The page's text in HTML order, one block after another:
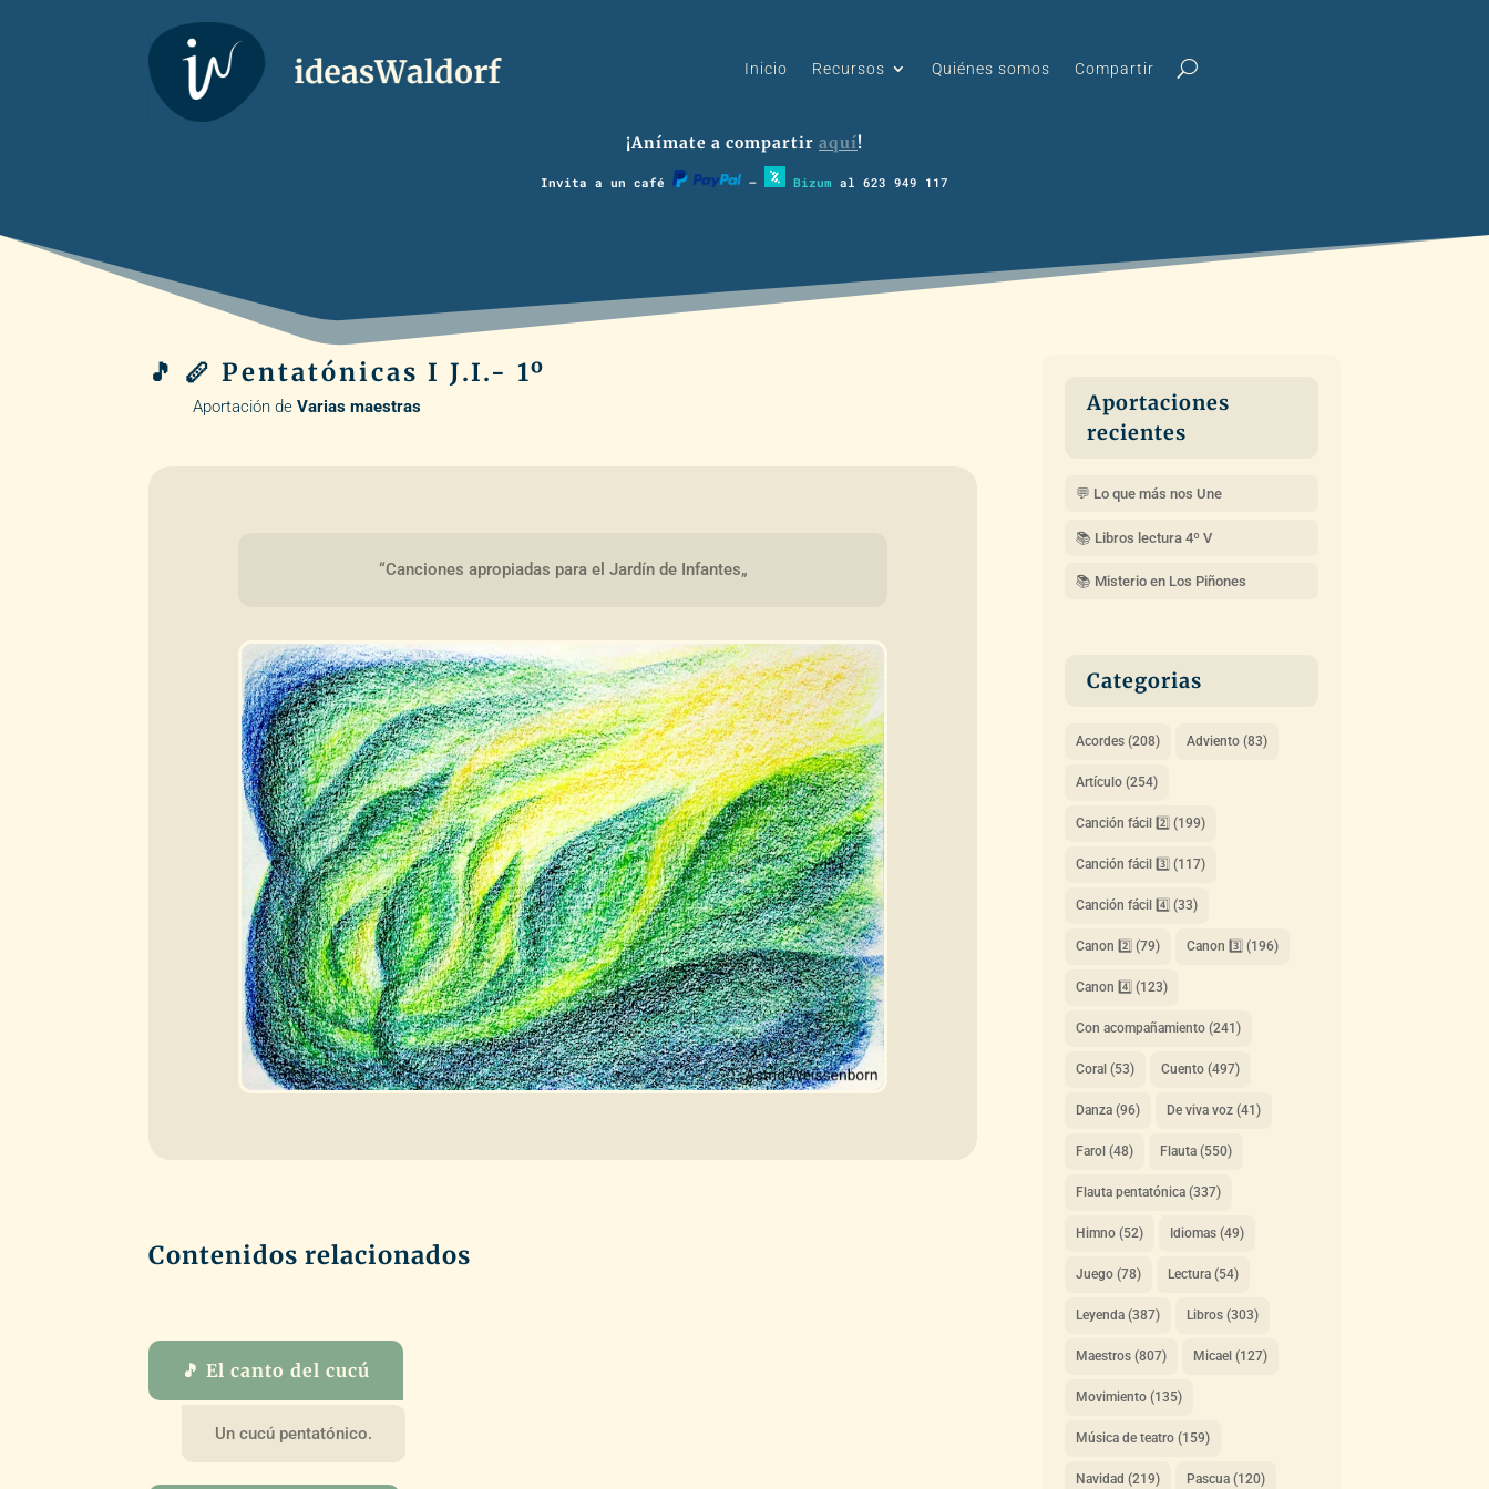
Inicio Recursos Quiénes somos Compartir
¡Anímate a compartir aquí!
Invita a un café – Bizum al 623 949 117
🎵 🪈 Pentatónicas I J.I.- 1º
Aportación deVarias maestras
“Canciones apropiadas para el Jardín de Infantes„
Contenidos relacionados
🎵 El canto del cucú
Un cucú pentatónico.
Aportaciones
recientes
💬 Lo que más nos Une
📚 Libros lectura 4º V
📚 Misterio en Los Piñones
Categorias
Acordes(208) Adviento(83)
Artículo(254)
Canción fácil 2️⃣ (199)
Canción fácil 3️⃣ (117)
Canción fácil 4️⃣ (33)
Canon 2️⃣ (79) Canon 3️⃣ (196)
Canon 4️⃣ (123)
Con acompañamiento(241)
Coral (53) Cuento(497)
Danza(96) De viva voz(41)
Farol (48) Flauta(550)
Flauta pentatónica(337)
Himno(52) Idiomas(49)
Juego(78) Lectura(54)
Leyenda(387) Libros(303)
Maestros(807) Micael (127)
Movimiento(135)
Música de teatro(159)
Navidad (219) Pascua(120)